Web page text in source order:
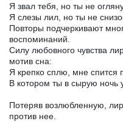
Я звал тебя, но ты не
Я слезы лил, но ты не
Повторы подчеркивают
воспоминаний.
Силу любовного чувства
мотив сна:
Я крепко сплю, мне спится
В котором ты в сырую ночь
Потеряв возлюбленную,
против нее.